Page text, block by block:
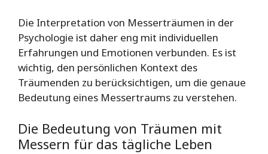
Die Interpretation von Messerträumen in der
Psychologie ist daher eng mit individuellen
Erfahrungen und Emotionen verbunden. Es ist
wichtig, den persönlichen Kontext des
Träumenden zu berücksichtigen, um die genaue
Bedeutung eines Messertraums zu verstehen.
Die Bedeutung von Träumen mit
Messern für das tägliche Leben